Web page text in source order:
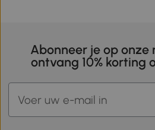
Abonneer je op onze
ontvang 10% korting